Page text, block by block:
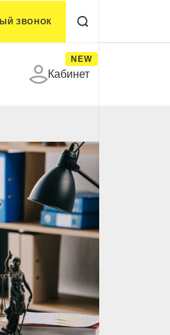
ЗВОНОК
Кабинет
NEW